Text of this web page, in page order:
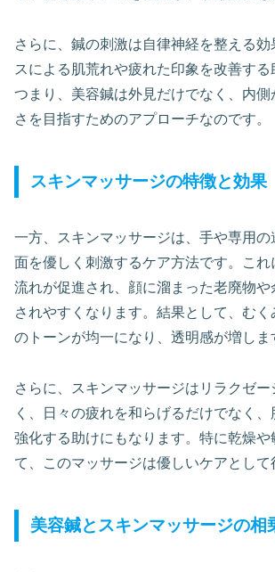
さらに、鍼の刺激は自律神経を整える効
スによる肌荒れや疲れた印象を改善する
つまり、美容鍼は外見だけでなく、内側
さを目指すためのアプローチなのです。
スキンマッサージの特徴と効果
一方、スキンマッサージは、手や専用の
面を優しく刺激するケア方法です。こ
流れが促進され、顔に溜まった老廃物や
されやすくなります。結果として、む
のトーンが均一になり、透明感が増しま
さらに、スキンマッサージはリラクゼ
く、日々の疲れを和らげるだけでなく
強化する助けにもなります。特に乾燥や
て、このマッサージは優しいケアとして
美容鍼とスキンマッサージの相